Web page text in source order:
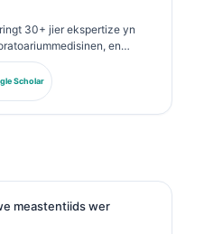
30+ jier ekspertize yn
en
presidint fan de Dútske
Skiekunde, hy
fan diagnostyske
Scholar
meastentiids wer